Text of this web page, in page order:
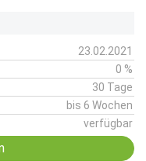
23.02.2021
0 %
30 Tage
bis 6 Wochen
verfügbar